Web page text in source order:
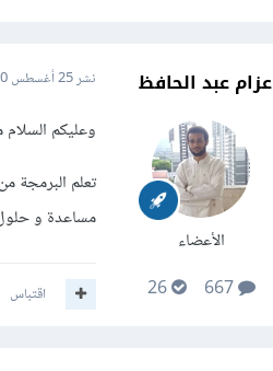
عزام عبد الحافظ
الأعضاء
667
26
نشر25 أغسطس 2020
وعليكم
تعلم البرمجة
مساعدة و حلول
اقتباس